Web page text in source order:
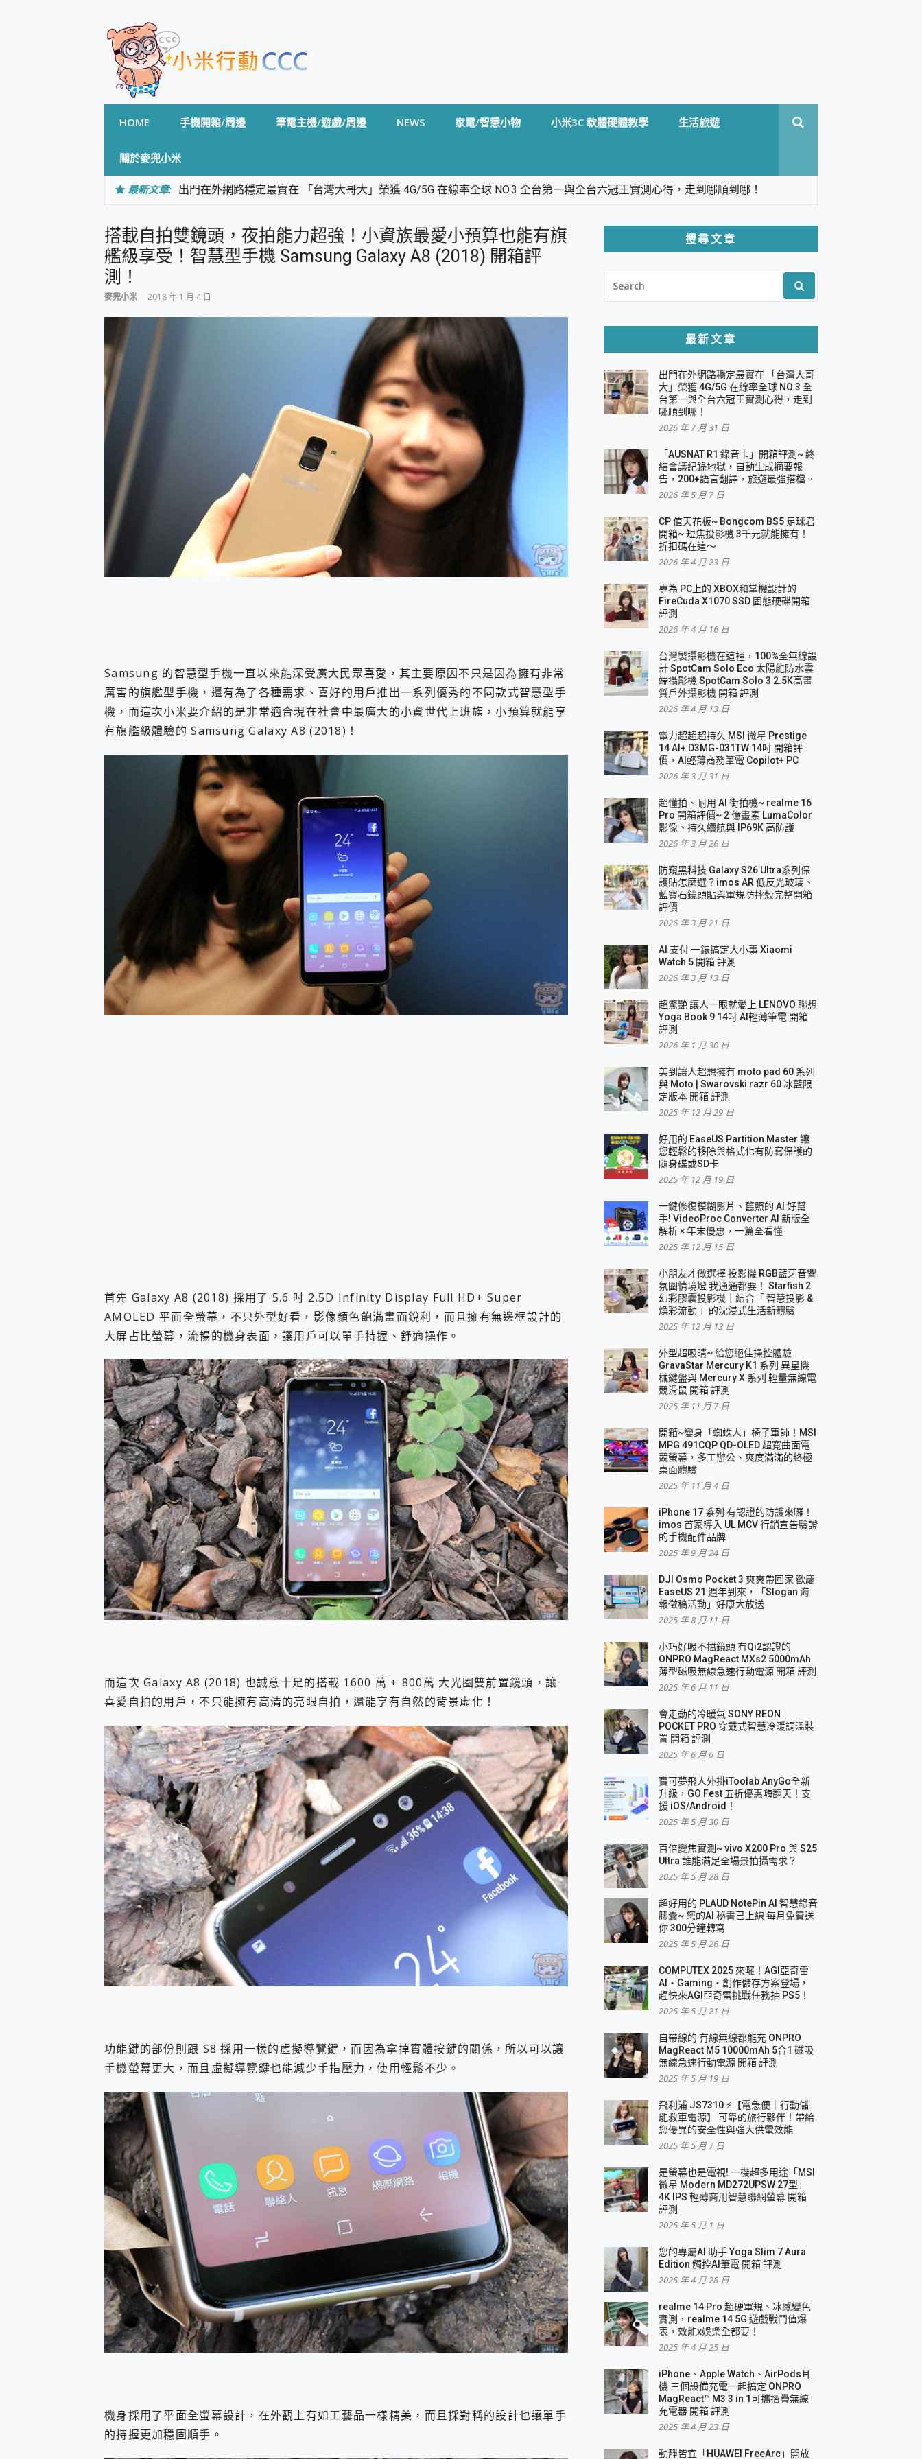
HOME 手機開箱/周邊 筆電主機/遊戲/周邊 NEWS 家電/智慧小物 小米3C 軟體硬體教學 生活旅遊
關於麥兜小米
最新文章: 出門在外網路穩定最實在 「台灣大哥大」榮獲 4G/5G 在線率全球 NO.3 全台第一與全台六冠王實測心得，走到哪順到哪！
專為 PC上的 XBOX和掌機設計的 FireCuda X1070 SSD 固態硬碟開箱 評測
台灣製攝影機在這裡，100%全無線設計 SpotCam Solo Eco 太陽能防水雲端攝影機 SpotCam Solo 3 2.5K高畫質戶外攝影機 開箱 評
測
電力超超超持久 MSI 微星 Prestige 14 AI+ D3MG-031TW 14吋 開箱評價，AI輕薄商務筆電 Copilot+ PC
超懂拍、耐用 AI 街拍機~ realme 16 Pro 開箱評價~ 2 億畫素 LumaColor 影像、持久續航與 IP69K 高防護
AI 支付 一錶搞定大小事 Xiaomi Watch 5 開箱 評測
超驚艷 讓人一眼就愛上 LENOVO 聯想 Yoga Book 9 14吋 AI輕薄筆電 開箱 評測
美到讓人超想擁有 moto pad 60 系列 與 Moto | Swarovski razr 60 冰藍限定版本 開箱 評測
好用的 EaseUS Partition Master 讓您輕鬆的移除與格式化有防寫保護的隨身碟或SD卡
一鍵修復模糊影片、舊照的 AI 好幫手! VideoProc Converter AI 新版全解析 × 年末優惠，一篇全看懂
小朋友才做選擇 投影機 RGB藍牙音響 氛圍情境燈 我通通都要！ Starfish 2 幻彩膠囊投影機｜結合「 智慧投影 & 煥彩流動 」的沈浸
外型超吸晴~ 給您絕佳操控體驗 GravaStar Mercury K1 系列 異星機械鍵盤與 Mercury X 系列 輕量無線電競滑鼠 開箱 評測
開箱~變身「蜘蛛人」椅子軍師！MSI MPG 491CQP QD-OLED 超寬曲面電競螢幕，多工辦公、爽度滿滿的終極桌面體驗
iPhone 17 系列 有認證的防護來囉！ imos 首家導入 UL MCV 行銷宣告驗證的手機配件品牌
DJI Osmo Pocket 3 爽爽帶回家 歡慶 EaseUS 21 週年到來，「Slogan 海報徵稿活動」好康大放送
小巧好吸不擋鏡頭 有Qi2認證的 ONPRO MagReact MXs2 5000mAh薄型磁吸無線急速行動電源 開箱 評測
會走動的冷暖氣 SONY REON POCKET PRO 穿戴式智慧冷暖調溫裝置 開箱 評測
寶可夢飛人外掛iToolab AnyGo全新升級，GO Fest 五折優惠嗨翻天！支援 iOS/Android！
百倍變焦實測~ vivo X200 Pro 與 S25 Ultra 誰能滿足全場景拍攝需求？
超好用的 PLAUD NotePin AI 智慧錄音膠囊~ 您的AI 秘書已上線 每月免費送你 300分鐘轉寫
COMPUTEX 2025 來囉！AGI亞奇雷 AI・Gaming・創作儲存方案登場，趕快來AGI亞奇雷挑戰任務抽 PS5！
自帶線的 有線無線都能充 ONPRO MagReact M5 10000mAh 5合1 磁吸無線急速行動電源 開箱 評測
飛利浦 JS7310 ⚡【電急便｜行動儲能救車電源】 可靠的旅行夥伴！帶給您優異的安全性與強大供電效能
是螢幕也是電視! 一機超多用途「MSI微星 Modern MD272UPSW 27型」 4K IPS 輕薄商用智慧聯網螢幕 開箱 評測
iPhone、Apple Watch、AirPods耳機 三個設備充電一起搞定 ONPRO MagReact™ M3 3 in 1可攜摺疊無線充電器 開箱 評測
動靜皆宜「HUAWEI FreeArc」開放式耳掛耳機，無感配戴! 超穩超服貼，音質、通話也很優質
好玩好拍 vivo V50 ~ 口袋裡的 Zeiss 潮流攝影棚!
給 MSI Claw 系列電競掌機 最完美的家 MSI Nest Docking Station 掌機專屬擴充底座 開箱 評測
B&O 精品級音響! Home+ 中嘉寬頻 SoundBox 劇院串流盒 開箱 評測
EaseUS Vocal Remover 免費線上去聲器一鍵去除人聲 人聲 音樂分離 2024 消除人聲推薦
3 個超值 MHN 飛人工具分享~~ iToolab AnyGo 魔物獵人 Now飛人 ios教學 不出門也可以到處走
Locawhere AnyTo 寶可夢飛人 AnyTo 不出門也可以飛遍全世界
小體積 40000mAh 超大容量 一次充5個設備 充好充滿 CUKTECH 酷態科 300W 微型充電站 開箱 評測
97.3% 恢復率，資料救援就是這麼簡單 EaseUS Data Recovery Wizard Free 18.0.0 業界最好的資料救援軟體
磁碟系統大風吹 有了 磁碟管理程式 EaseUS Partition Master 就是這麼簡單
全新 SONY Xperia 1 VI 開箱! 相機實測! 長焦覆蓋更遠更清晰、2日長續航、頂尖影音娛樂效能~
Xiaomi 14 Ultra 開箱 評測~ 有深度的 Leica 影像旗艦手機! 加碼小旗艦 Xiaomi 14 開箱 評測
vivo TWS 3e 真無線藍牙耳機智慧降噪升級、音質明亮溫潤，並支援雙設備連接~
MSI Claw 掌機專屬配件包 來囉 完美保護 MSI Claw A1M-026TW 電競掌機
人像旗艦 vivo V30 系列 開箱 評測! 首搭蔡司光學鏡頭、攝影棚級柔光環、拍攝功能最好玩的美拍神機 vivo V30 Pro
多個願望一次滿足 超強散熱 微星 MSI Claw A1M-026TW 電競掌機 開箱 評測
一吸完美對位 擁有超強吸力與超好用的隱磁支架 O-ONE MAG 最會吸的行動電源 開箱 評測
Motorola edge 70 pro 及 moto g37 power上市，登錄在送飛利浦氣炸鍋
近八千元的 Soundcore Liberty 5 Pro Max，有螢幕的耳機會是智商稅嗎?
ASUS Pad 全面應援 Me Time，加碼愛奇藝黃金雙周卡體驗，專案價最低 NT$0 起
榮耀 HONOR 600 Pro x MOLLY Limited Edition 限量版開賣，攜手味全龍進駐大巨蛋萬人盛典
搭載自拍雙鏡頭，夜拍能力超強！小資族最愛小預算也能有旗
艦級享受！智慧型手機 Samsung Galaxy A8 (2018) 開箱評
測！
麥兜小米 2018 年 1 月 4 日
Samsung 的智慧型手機一直以來能深受廣大民眾喜愛，其主要原因不只是因為擁有非常
厲害的旗艦型手機，還有為了各種需求、喜好的用戶推出一系列優秀的不同款式智慧型手
機，而這次小米要介紹的是非常適合現在社會中最廣大的小資世代上班族，小預算就能享
有旗艦級體驗的 Samsung Galaxy A8 (2018)！
首先 Galaxy A8 (2018) 採用了 5.6 吋 2.5D Infinity Display Full HD+ Super
AMOLED 平面全螢幕，不只外型好看，影像顏色飽滿畫面銳利，而且擁有無邊框設計的
大屏占比螢幕，流暢的機身表面，讓用戶可以單手持握、舒適操作。
而這次 Galaxy A8 (2018) 也誠意十足的搭載 1600 萬 + 800萬 大光圈雙前置鏡頭，讓
喜愛自拍的用戶，不只能擁有高清的亮眼自拍，還能享有自然的背景虛化！
功能鍵的部份則跟 S8 採用一樣的虛擬導覽鍵，而因為拿掉實體按鍵的關係，所以可以讓
手機螢幕更大，而且虛擬導覽鍵也能減少手指壓力，使用輕鬆不少。
機身採用了平面全螢幕設計，在外觀上有如工藝品一樣精美，而且採對稱的設計也讓單手
的持握更加穩固順手。
搜尋文章
FOR:
最新文章
出門在外網路穩定最實在 「台灣大哥
大」榮獲 4G/5G 在線率全球 NO.3 全
台第一與全台六冠王實測心得，走到
哪順到哪！
2026 年 7 月 31 日
「AUSNAT R1 錄音卡」開箱評測~ 終
結會議紀錄地獄，自動生成摘要報
告，200+語言翻譯，旅遊最強搭檔。
2026 年 5 月 7 日
CP 值天花板~ Bongcom BS5 足球君
開箱~ 短焦投影機 3千元就能擁有！
折扣碼在這～
2026 年 4 月 23 日
專為 PC上的 XBOX和掌機設計的
FireCuda X1070 SSD 固態硬碟開箱
評測
2026 年 4 月 16 日
台灣製攝影機在這裡，100%全無線設
計 SpotCam Solo Eco 太陽能防水雲
端攝影機 SpotCam Solo 3 2.5K高畫
質戶外攝影機 開箱 評測
2026 年 4 月 13 日
電力超超超持久 MSI 微星 Prestige
14 AI+ D3MG-031TW 14吋 開箱評
價，AI輕薄商務筆電 Copilot+ PC
2026 年 3 月 31 日
超懂拍、耐用 AI 街拍機~ realme 16
Pro 開箱評價~ 2 億畫素 LumaColor
影像、持久續航與 IP69K 高防護
2026 年 3 月 26 日
防窺黑科技 Galaxy S26 Ultra系列保
護貼怎麼選？imos AR 低反光玻璃、
藍寶石鏡頭貼與軍規防摔殼完整開箱
評價
2026 年 3 月 21 日
AI 支付 一錶搞定大小事 Xiaomi
Watch 5 開箱 評測
2026 年 3 月 13 日
超驚艷 讓人一眼就愛上 LENOVO 聯想
Yoga Book 9 14吋 AI輕薄筆電 開箱
評測
2026 年 1 月 30 日
美到讓人超想擁有 moto pad 60 系列
與 Moto | Swarovski razr 60 冰藍限
定版本 開箱 評測
2025 年 12 月 29 日
好用的 EaseUS Partition Master 讓
您輕鬆的移除與格式化有防寫保護的
隨身碟或SD卡
2025 年 12 月 19 日
一鍵修復模糊影片、舊照的 AI 好幫
手! VideoProc Converter AI 新版全
解析 × 年末優惠，一篇全看懂
2025 年 12 月 15 日
小朋友才做選擇 投影機 RGB藍牙音響
氛圍情境燈 我通通都要！ Starfish 2
幻彩膠囊投影機｜結合「 智慧投影 &
煥彩流動 」的沈浸式生活新體驗
2025 年 12 月 13 日
外型超吸晴~ 給您絕佳操控體驗
GravaStar Mercury K1 系列 異星機
械鍵盤與 Mercury X 系列 輕量無線電
競滑鼠 開箱 評測
2025 年 11 月 7 日
開箱~變身「蜘蛛人」椅子軍師！MSI
MPG 491CQP QD-OLED 超寬曲面電
競螢幕，多工辦公、爽度滿滿的終極
桌面體驗
2025 年 11 月 4 日
iPhone 17 系列 有認證的防護來囉！
imos 首家導入 UL MCV 行銷宣告驗證
的手機配件品牌
2025 年 9 月 24 日
DJI Osmo Pocket 3 爽爽帶回家 歡慶
EaseUS 21 週年到來，「Slogan 海
報徵稿活動」好康大放送
2025 年 8 月 11 日
小巧好吸不擋鏡頭 有Qi2認證的
ONPRO MagReact MXs2 5000mAh
薄型磁吸無線急速行動電源 開箱 評測
2025 年 6 月 11 日
會走動的冷暖氣 SONY REON
POCKET PRO 穿戴式智慧冷暖調溫裝
置 開箱 評測
2025 年 6 月 6 日
寶可夢飛人外掛iToolab AnyGo全新
升級，GO Fest 五折優惠嗨翻天！支
援 iOS/Android！
2025 年 5 月 30 日
百倍變焦實測~ vivo X200 Pro 與 S25
Ultra 誰能滿足全場景拍攝需求？
2025 年 5 月 28 日
超好用的 PLAUD NotePin AI 智慧錄音
膠囊~ 您的AI 秘書已上線 每月免費送
你 300分鐘轉寫
2025 年 5 月 26 日
COMPUTEX 2025 來囉！AGI亞奇雷
AI・Gaming・創作儲存方案登場，
趕快來AGI亞奇雷挑戰任務抽 PS5！
2025 年 5 月 21 日
自帶線的 有線無線都能充 ONPRO
MagReact M5 10000mAh 5合1 磁吸
無線急速行動電源 開箱 評測
2025 年 5 月 19 日
飛利浦 JS7310 ⚡【電急便｜行動儲
能救車電源】 可靠的旅行夥伴！帶給
您優異的安全性與強大供電效能
2025 年 5 月 7 日
是螢幕也是電視! 一機超多用途「MSI
微星 Modern MD272UPSW 27型」
4K IPS 輕薄商用智慧聯網螢幕 開箱
評測
2025 年 5 月 1 日
您的專屬AI 助手 Yoga Slim 7 Aura
Edition 觸控AI筆電 開箱 評測
2025 年 4 月 28 日
realme 14 Pro 超硬軍規、冰感變色
實測，realme 14 5G 遊戲戰鬥值爆
表，效能x娛樂全都要！
2025 年 4 月 25 日
iPhone、Apple Watch、AirPods耳
機 三個設備充電一起搞定 ONPRO
MagReact™ M3 3 in 1可攜摺疊無線
充電器 開箱 評測
2025 年 4 月 23 日
動靜皆宜「HUAWEI FreeArc」開放